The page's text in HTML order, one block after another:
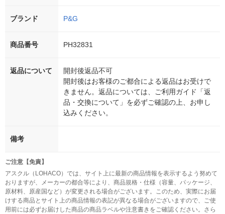
ブランド P&G
商品番号 PH32831
返品について
開封後返品不可
開封後はお客様のご都合による返品はお受けで
きません。返品については、ご利用ガイド「返
品・交換について」を必ずご確認の上、お申し
込みください。
備考
ご注意【免責】
アスクル（LOHACO）では、サイト上に最新の商品情報を表示するよう努めて
おりますが、メーカーの都合等により、商品規格・仕様（容量、パッケージ、
原材料、原産国など）が変更される場合がございます。このため、実際にお届
けする商品とサイト上の商品情報の表記が異なる場合がございますので、ご使
用前には必ずお届けした商品の商品ラベルや注意書きをご確認ください。さら